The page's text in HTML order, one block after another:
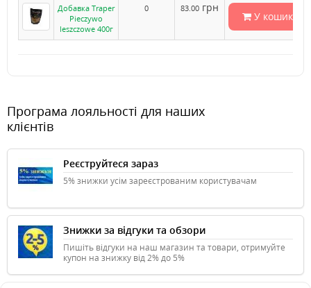
Добавка Traper
Pieczywo
leszczowe 400г
0 83.00 грн
У кошик
Програма лояльності для наших
клієнтів
Реєструйтеся зараз
5% знижки усім зареєстрованим користувачам
Знижки за відгуки та обзори
Пишіть відгуки на наш магазин та товари, отримуйте
купон на знижку від 2% до 5%